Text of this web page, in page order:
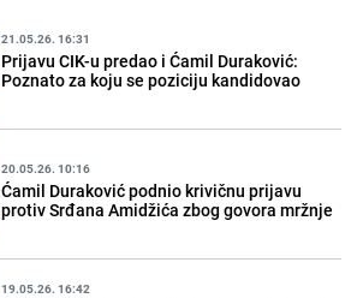
21.05.26. 16:31
Prijavu CIK-u predao i Ćamil Duraković:
Poznato za koju se poziciju kandidovao
20.05.26. 10:16
Ćamil Duraković podnio krivičnu prijavu
protiv Srđana Amidžića zbog govora mržnje
19.05.26. 16:42